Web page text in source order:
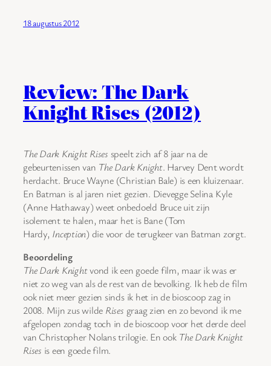
18 augustus 2012
Review: The Dark
Knight Rises (2012)
The Dark Knight Rises speelt zich af 8 jaar na de
gebeurtenissen van The Dark Knight. Harvey Dent wordt
herdacht. Bruce Wayne (Christian Bale) is een kluizenaar.
En Batman is al jaren niet gezien. Dievegge Selina Kyle
(Anne Hathaway) weet onbedoeld Bruce uit zijn
isolement te halen, maar het is Bane (Tom
Hardy, Inception) die voor de terugkeer van Batman zorgt.
Beoordeling
The Dark Knightvond ik een goede film, maar ik was er
niet zo weg van als de rest van de bevolking. Ik heb de film
ook niet meer gezien sinds ik het in de bioscoop zag in
2008. Mijn zus wilde Rises graag zien en zo bevond ik me
afgelopen zondag toch in de bioscoop voor het derde deel
van Christopher Nolans trilogie. En ook The Dark Knight
Rises is een goede film.